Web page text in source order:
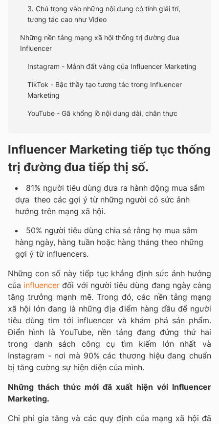
3. Chú trọng vào những nội dung có tính giải trí,
tương tác cao như Video
Những nền tảng mạng xã hội thống trị đường đua
Influencer
Instagram - Mảnh đất vàng của Influencer Marketing
TikTok - Bậc thầy tạo tương tác trong Influencer
Marketing
YouTube - Gã khổng lồ nội dung dài, chân thực
Influencer Marketing tiếp tục thống
trị đường đua tiếp thị số.
81% người tiêu dùng đưa ra hành động mua sắm
dựa theo các gợi ý từ những người có sức ảnh
hưởng trên mạng xã hội.
50% người tiêu dùng chia sẻ rằng họ mua sắm
hàng ngày, hàng tuần hoặc hàng tháng theo những
gợi ý từ influencers.
Những con số này tiếp tục khẳng định sức ảnh hưởng
của influencer đối với người tiêu dùng đang ngày càng
tăng trưởng mạnh mẽ. Trong đó, các nền tảng mạng
xã hội lớn đang là những địa điểm hàng đầu để người
tiêu dùng tìm tới influencer và khám phá sản phẩm.
Điển hình là YouTube, nền tảng đang đứng thứ hai
trong danh sách công cụ tìm kiếm lớn nhất và
Instagram - nơi mà 90% các thương hiệu đang chuẩn
bị tăng cường sự hiện diện của mình.
Những thách thức mới đã xuất hiện với Influencer
Marketing.
Chi phí gia tăng và các quy định của mạng xã hội đã